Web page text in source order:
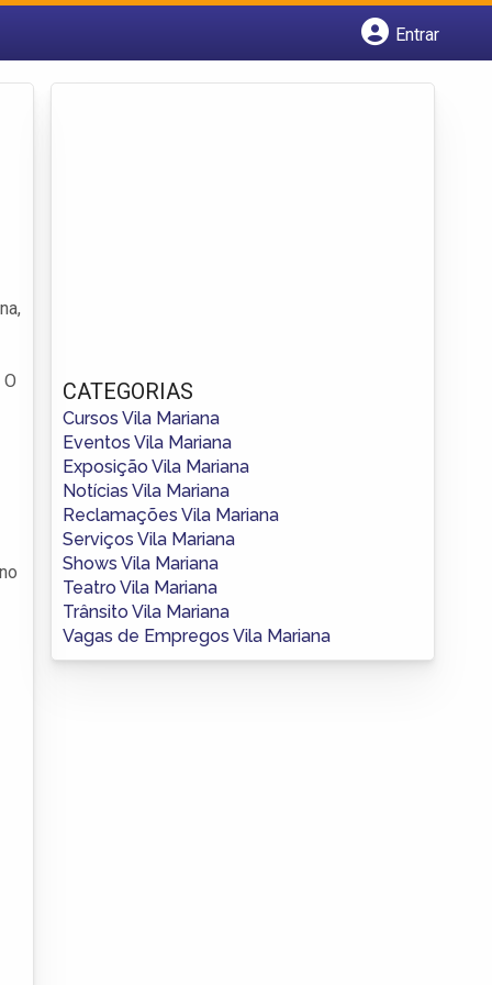
Entrar
CATEGORIAS
Cursos Vila Mariana
Eventos Vila Mariana
Exposição Vila Mariana
Notícias Vila Mariana
Reclamações Vila Mariana
Serviços Vila Mariana
Shows Vila Mariana
Teatro Vila Mariana
Trânsito Vila Mariana
Vagas de Empregos Vila Mariana